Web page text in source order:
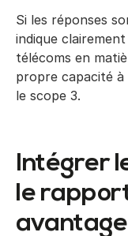
Si les réponses
indique
télécoms en
propre capacité
le scope 3.
Intégrer
le